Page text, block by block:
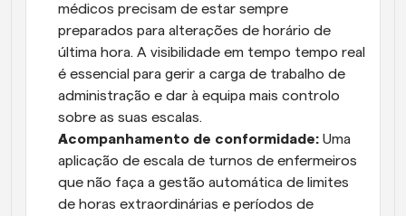
médicos precisam de estar sempre
preparados para alterações de horário de
última hora. A visibilidade em tempo tempo real
é essencial para gerir a carga de trabalho de
administração e dar à equipa mais controlo
sobre as suas escalas.
Acompanhamento de conformidade: Uma
aplicação de escala de turnos de enfermeiros
que não faça a gestão automática de limites
de horas extraordinárias e períodos de